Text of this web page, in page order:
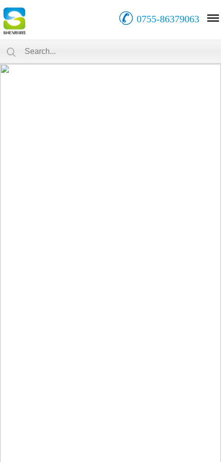
0755-86379063